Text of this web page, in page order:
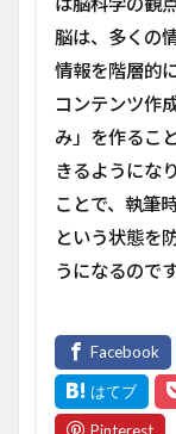
脳は、多くの
情報を階層的
コンテンツ作
み」を作るこ
きるようにな
ことで、執筆
という状態を
うになるのです